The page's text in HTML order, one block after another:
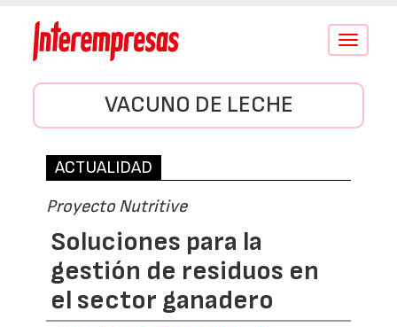
Conmutar
VACUNO DE LECHE
ACTUALIDAD
Proyecto Nutritive
Soluciones para la
gestión de residuos en
el sector ganadero